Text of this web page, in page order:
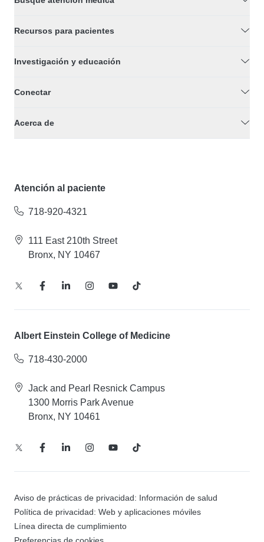
Recursos para pacientes
Investigación y educación
Conectar
Acerca de
Atención al paciente
718-920-4321
111 East 210th Street
Bronx, NY 10467
Albert Einstein College of Medicine
718-430-2000
Jack and Pearl Resnick Campus
1300 Morris Park Avenue
Bronx, NY 10461
Aviso de prácticas de privacidad: Información de salud
Política de privacidad: Web y aplicaciones móviles
Línea directa de cumplimiento
Preferencias de cookies